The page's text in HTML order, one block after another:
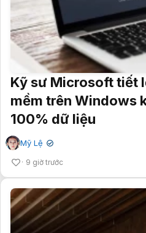
Kỹ sư Microsoft tiết
mềm trên Windows
100% dữ liệu
Mỹ Lệ ✔
9 giờ trước